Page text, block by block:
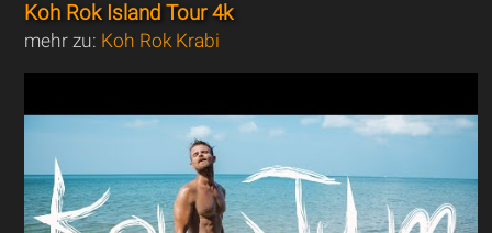
Koh Rok Island Tour 4k
mehr zu: Koh Rok Krabi